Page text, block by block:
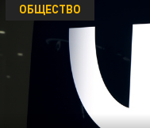
ОБЩЕСТВО